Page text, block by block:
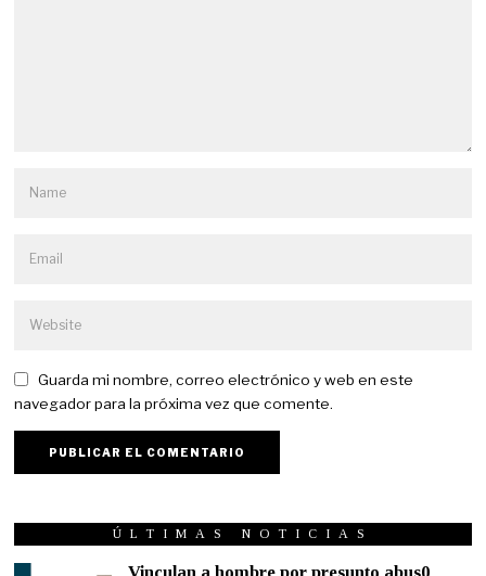
Guarda mi nombre, correo electrónico y web en este
navegador para la próxima vez que comente.
ÚLTIMAS NOTICIAS